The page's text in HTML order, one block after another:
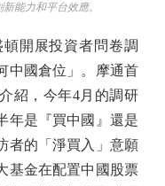
能力和平台效應。
開展投資者問卷調
中國倉位」。摩通首
紹，今年4月的調研
年是『買中國』還是
者的「淨買入」意願
基金在配置中國股票